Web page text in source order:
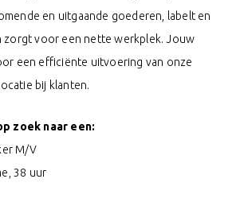
en uitgaande goederen, labelt en
zorgt voor een nette werkplek. Jouw
een efficiënte uitvoering van onze
bij klanten.
zoek naar een:
M/V
38 uur